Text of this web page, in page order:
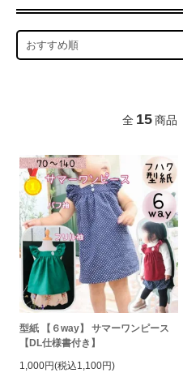
全 15 商品
型紙 【６way】 サマーワンピース
【DL仕様書付き】
1,000円(税込1,100円)